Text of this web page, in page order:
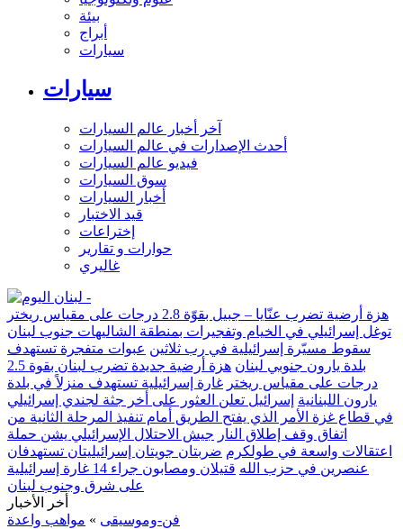
بيئة
أبراج
سيارات
سيارات
آخر أخبار عالم السيارات
أحدث الإصدارات في عالم السيارات
فيديو عالم السيارات
سوق السيارات
أخبار السيارات
قيد الاختبار
إختراعات
حوارات و تقارير
غاليري
هزة أرضية تضرب عنّايا – جبيل بقوّة 2.8 درجات على مقياس ريختر
توغل إسرائيلي في الخيام وتفجيرات بمنطقة الشاليهات جنوب لبنان
سقوط مسيّرة إسرائيلية في رب ثلاثين عبوات متفجرة تستهدف
بلدة يارون جنوبي لبنان
هزة أرضية جديدة تضرب لبنان بقوة 2.5
درجات على مقياس ريختر غارة إسرائيلية تستهدف منزلاً في بلدة
يارون اللبنانية إسرائيل تعلن العثور على أخر جثة لجندي إسرائيلي
في قطاع غزة الأمر الذي يفتح الطريق أمام تنفيذ المرحلة الثانية من
اتفاق وقف إطلاق النار جيش الاحتلال الإسرائيلي يشن حملة
اعتقالات واسعة في طولكرم ضربتان جويتان إسرائيليتان تستهدفان
عنصرين في حزب الله
قتيلان ومصابون جراء 14 غارة إسرائيلية
على شرق وجنوب لبنان
أخر الأخبار
فن-وموسيقى » مواهب واعدة